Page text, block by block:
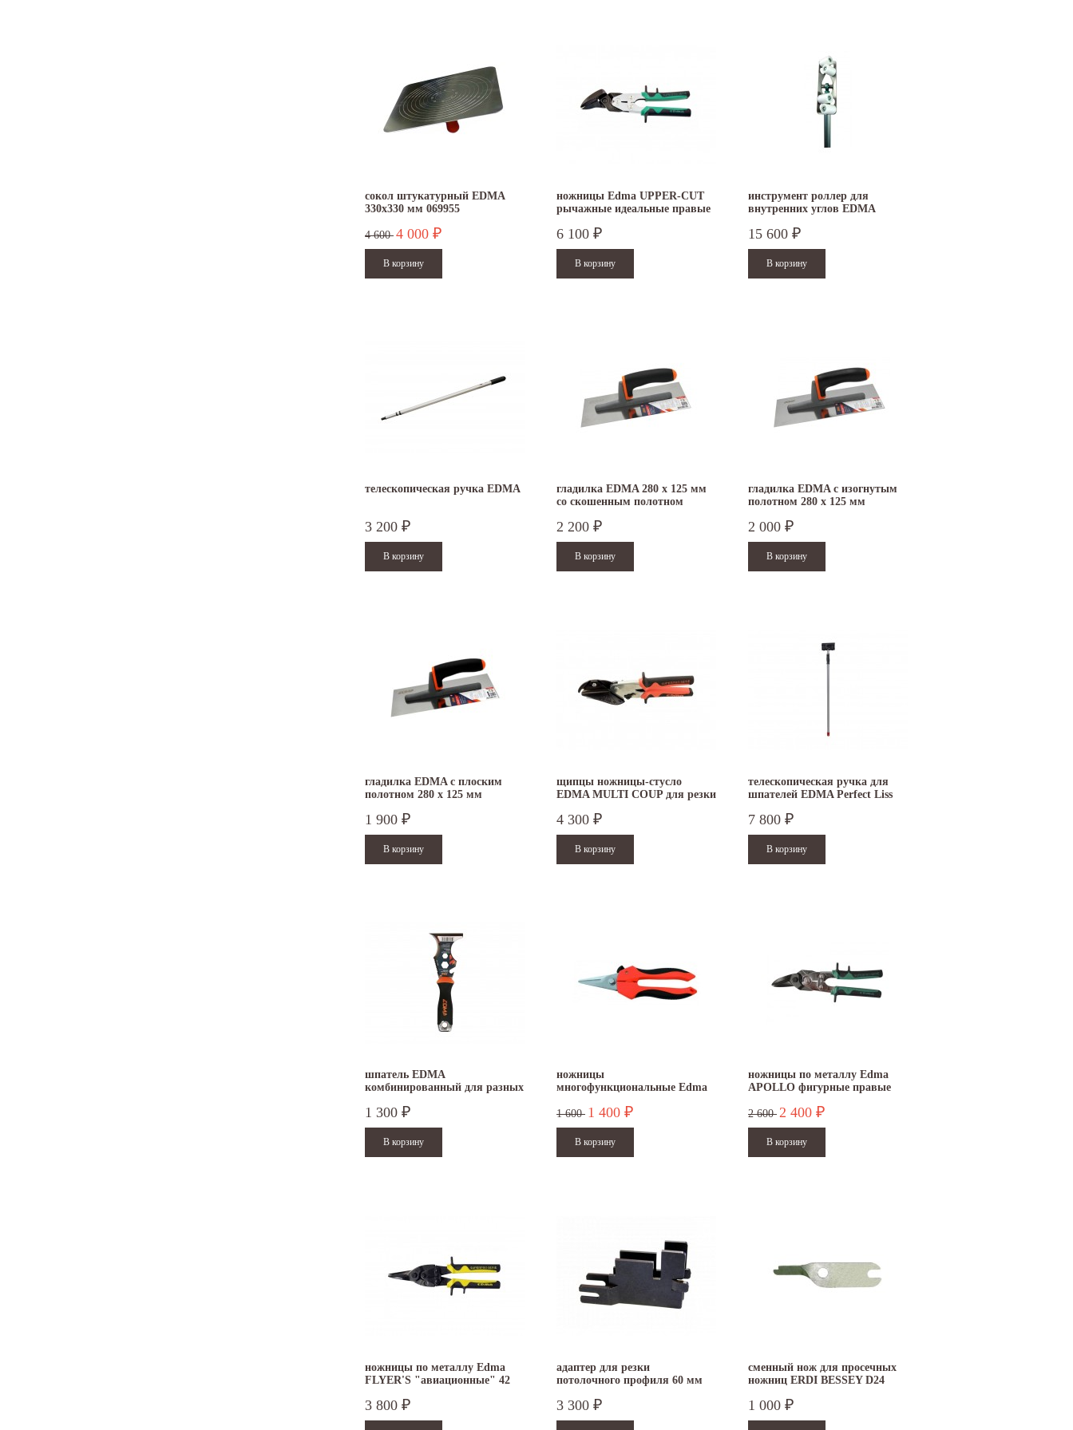
сокол штукатурный EDMA
330х330 мм 069955
4 600 4 000 ₽
ножницы Edma UPPER-CUT
рычажные идеальные правые
6 100 ₽
инструмент роллер для
внутренних углов EDMA
15 600 ₽
телескопическая ручка EDMA
3 200 ₽
гладилка EDMA 280 х 125 мм
со скошенным полотном
2 200 ₽
гладилка EDMA с изогнутым
полотном 280 х 125 мм
2 000 ₽
гладилка EDMA с плоским
полотном 280 х 125 мм
1 900 ₽
щипцы ножницы-стусло
EDMA MULTI COUP для резки
4 300 ₽
телескопическая ручка для
шпателей EDMA Perfect Liss
7 800 ₽
шпатель EDMA
комбинированный для разных
1 300 ₽
ножницы
многофункциональные Edma
1 600 1 400 ₽
ножницы по металлу Edma
APOLLO фигурные правые
2 600 2 400 ₽
ножницы по металлу Edma
FLYER'S "авиационные" 42
3 800 ₽
адаптер для резки
потолочного профиля 60 мм
PROFILCUT MEGA
3 300 ₽
сменный нож для просечных
ножниц ERDI BESSEY D24
1 000 ₽